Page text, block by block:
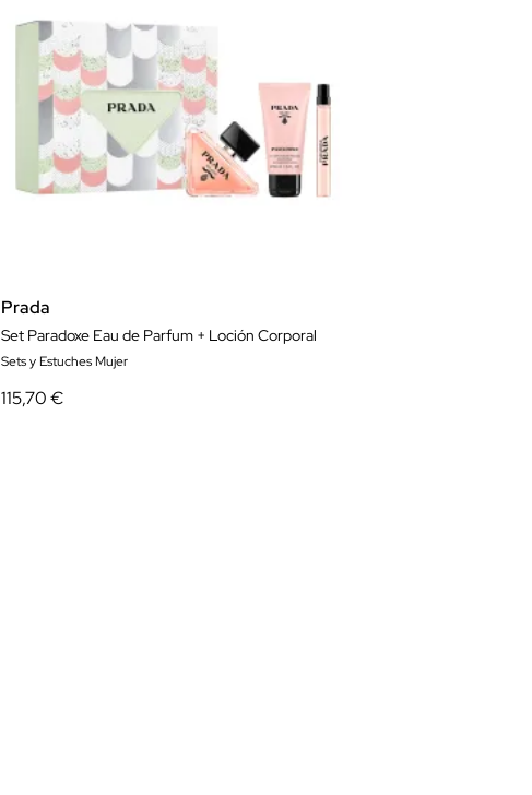
Prada
Set Paradoxe Eau de Parfum + Loción Corporal
Sets y Estuches Mujer
115,70 €